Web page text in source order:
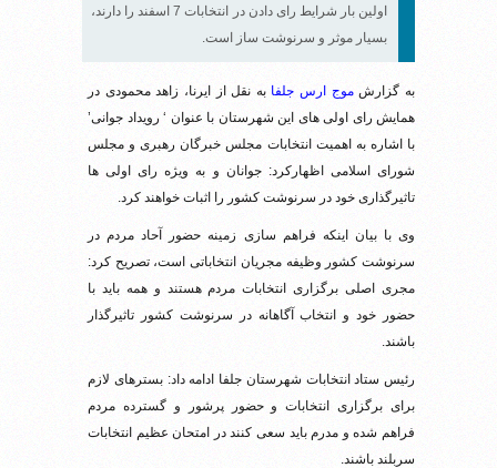
اولین بار شرایط رای دادن در انتخابات 7 اسفند را دارند،
بسیار موثر و سرنوشت ساز است.
به گزارشموج ارس جلفا به نقل از ایرنا، زاهد محمودی در
همایش رای اولی های این شهرستان با عنوان ‘ رویداد جوانی’
با اشاره به اهمیت انتخابات مجلس خبرگان رهبری و مجلس
شورای اسلامی اظهارکرد: جوانان و به ویژه رای اولی ها
تاثیرگذاری خود در سرنوشت کشور را اثبات خواهند کرد.
وی با بیان اینکه فراهم سازی زمینه حضور آحاد مردم در
سرنوشت کشور وظیفه مجریان انتخاباتی است، تصریح کرد:
مجری اصلی برگزاری انتخابات مردم هستند و همه باید با
حضور خود و انتخاب آگاهانه در سرنوشت کشور تاثیرگذار
باشند.
رئیس ستاد انتخابات شهرستان جلفا ادامه داد: بسترهای لازم
برای برگزاری انتخابات و حضور پرشور و گسترده مردم
فراهم شده و مدرم باید سعی کنند در امتحان عظیم انتخابات
سربلند باشند.